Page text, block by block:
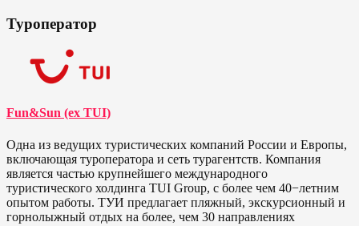
Туроператор
Fun&Sun (ex TUI)
Одна из ведущих туристических компаний России и Европы,
включающая туроператора и сеть турагентств. Компания
является частью крупнейшего международного
туристического холдинга TUI Group, с более чем 40−летним
опытом работы. ТУИ предлагает пляжный, экскурсионный и
горнолыжный отдых на более, чем 30 направлениях